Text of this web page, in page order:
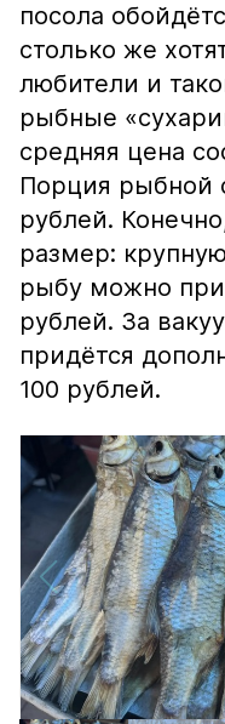
посола
столько же
любители и
рыбные
средняя цена
Порция рыбной
рублей.
размер:
рыбу можно
рублей. За
придётся
100 рублей.